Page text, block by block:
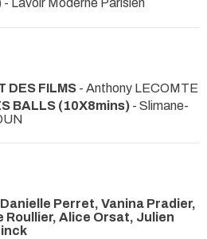
- Lavoir Moderne Parisien
DES FILMS - Anthony LECOMTE
BALLS (10X8mins) - Slimane-
Perret, Vanina Pradier,
Roullier, Alice Orsat, Julien